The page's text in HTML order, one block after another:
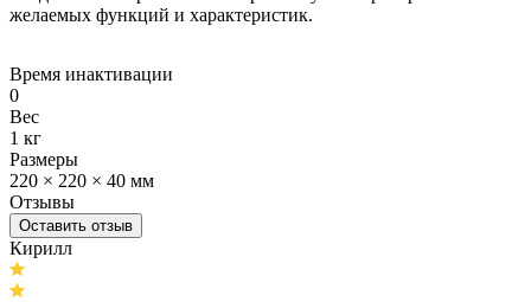
желаемых функций и характеристик.
Время инактивации
0
Вес
1 кг
Размеры
220 × 220 × 40 мм
Отзывы
Оставить отзыв
Кирилл